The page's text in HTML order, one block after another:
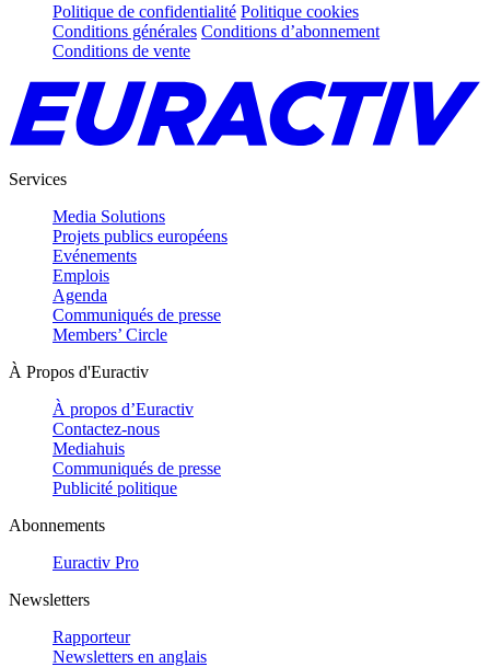
Politique de confidentialité Politique cookies
Conditions générales Conditions d’abonnement
Conditions de vente
Services
Media Solutions
Projets publics européens
Evénements
Emplois
Agenda
Communiqués de presse
Members’ Circle
À Propos d'Euractiv
À propos d’Euractiv
Contactez-nous
Mediahuis
Communiqués de presse
Publicité politique
Abonnements
Euractiv Pro
Newsletters
Rapporteur
Newsletters en anglais